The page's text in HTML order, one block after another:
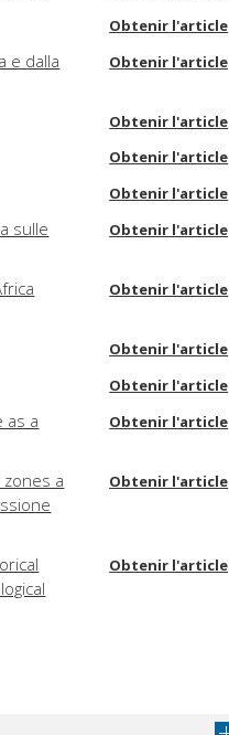
Obtenir l'article
e dalla
Obtenir l'article
Obtenir l'article
Obtenir l'article
Obtenir l'article
sulle
Obtenir l'article
Obtenir l'article
Obtenir l'article
Obtenir l'article
as a
Obtenir l'article
a
Obtenir l'article
Obtenir l'article